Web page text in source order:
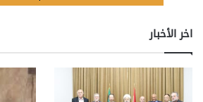
اخر الأخبار